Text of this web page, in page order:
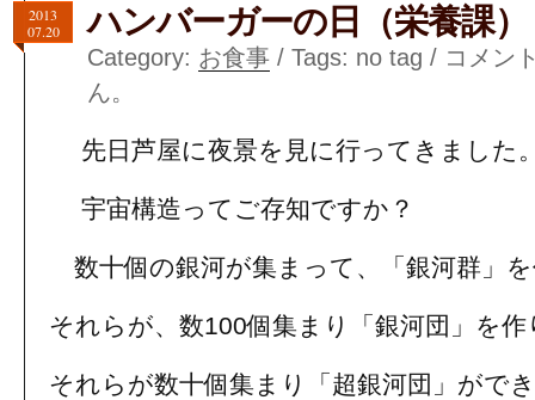
2013
07.20
ハンバーガーの日（栄養課）
Category: お食事 / Tags: no tag / コメン
ん。
先日芦屋に夜景を見に行ってきました
宇宙構造ってご存知ですか？
数十個の銀河が集まって、「銀河群」
それらが、数100個集まり「銀河団」を作
それらが数十個集まり「超銀河団」がで